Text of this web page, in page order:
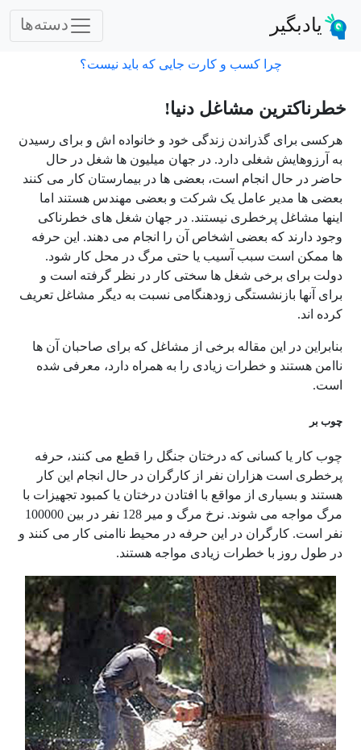
یادبگیر دسته‌ها
چرا کسب و کارت جایی که باید نیست؟
خطرناکترین مشاغل دنیا!
هرکسی برای گذراندن زندگی خود و خانواده اش و برای رسیدن
به آرزوهایش شغلی دارد. در جهان میلیون ها شغل در حال
حاضر در حال انجام است، بعضی ها در بیمارستان کار می کنند
بعضی ها مدیر عامل یک شرکت و بعضی مهندس هستند اما
اینها مشاغل پرخطری نیستند. در جهان شغل های خطرناکی
وجود دارند که بعضی اشخاص آن را انجام می دهند. این حرفه
ها ممکن است سبب آسیب یا حتی مرگ در محل کار شود.
دولت برای برخی شغل ها سختی کار در نظر گرفته است و
برای آنها بازنشستگی زودهنگامی نسبت به دیگر مشاغل تعریف
کرده اند.
بنابراین در این مقاله برخی از مشاغل که برای صاحبان آن ها
ناامن هستند و خطرات زیادی را به همراه دارد، معرفی شده
است.
چوب بر
چوب کار یا کسانی که درختان جنگل را قطع می کنند، حرفه
پرخطری است هزاران نفر از کارگران در حال انجام این کار
هستند و بسیاری از مواقع با افتادن درختان یا کمبود تجهیزات با
مرگ مواجه می شوند. نرخ مرگ و میر 128 نفر در بین 100000
نفر است. کارگران در این حرفه در محیط ناامنی کار می کنند و
در طول روز با خطرات زیادی مواجه هستند.